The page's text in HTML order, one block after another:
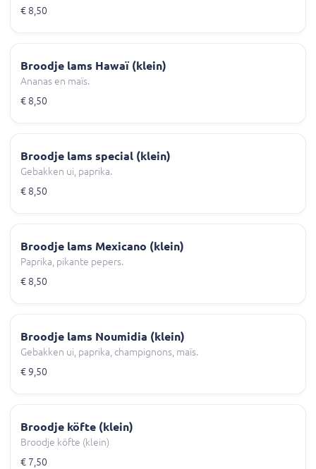
€ 8,50
Broodje lams Hawaï (klein)
Ananas en maïs.
€ 8,50
Broodje lams special (klein)
Gebakken ui, paprika.
€ 8,50
Broodje lams Mexicano (klein)
Paprika, pikante pepers.
€ 8,50
Broodje lams Noumidia (klein)
Gebakken ui, paprika, champignons, maïs.
€ 9,50
Broodje köfte (klein)
Broodje köfte (klein)
€ 7,50